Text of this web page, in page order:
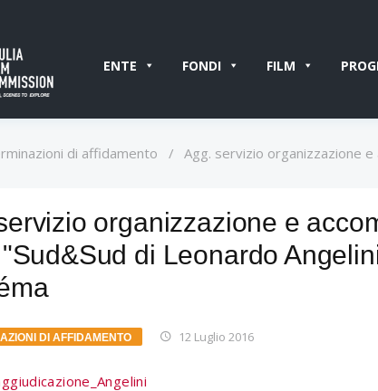
ENTE FONDI FILM
di affidamento / Agg. servizio organizzazione
organizzazione e
di Leonardo
DI AFFIDAMENTO 12 Luglio 2016